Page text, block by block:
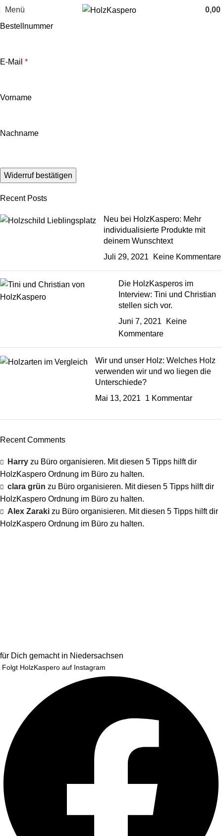
Menü
0,00
Bestellnummer
E-Mail *
E-
Vorname
Nachname
Widerruf bestätigen
Recent Posts
Neu bei HolzKaspero: Mehr
individualisierte Produkte mit
deinem Wunschtext
Juli 29, 2021
Keine Kommentare
Die HolzKasperos im
Interview: Tini und Christian
stellen sich vor.
Juni 7, 2021
Keine
Kommentare
Wir und unser Holz: Welches Holz
verwenden wir und wo liegen die
Unterschiede?
Mai 13, 2021
1 Kommentar
Recent Comments
Harry zu Büro organisieren. Mit diesen 5 Tipps hilft dir
HolzKaspero Ordnung im Büro zu halten.
clara grün zu Büro organisieren. Mit diesen 5 Tipps hilft dir
HolzKaspero Ordnung im Büro zu halten.
Alex Zaraki zu Büro organisieren. Mit diesen 5 Tipps hilft dir
HolzKaspero Ordnung im Büro zu halten.
für Dich gemacht in Niedersachsen
Folgt HolzKaspero auf Instagram